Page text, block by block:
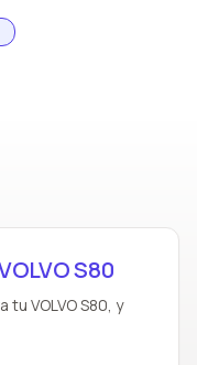
S80
VOLVO S80, y